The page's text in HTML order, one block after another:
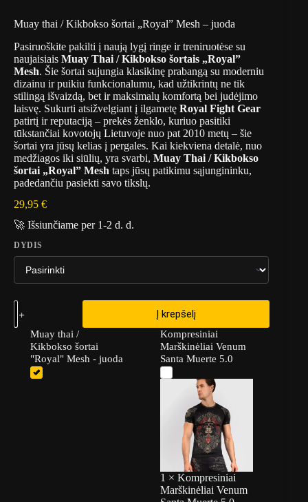
Muay thai / Kikbokso šortai „Royal” Mesh – juoda
Pasiruoškite pakilti į naują lygį ringe ir treniruotėse su
naujaisiais Muay Thai / Kikbokso šortais „Royal”
Mesh. Šie šortai sujungia klasikinę prabangą su moderniu
dizainu ir puikiu funkcionalumu, kad užtikrintų ne tik
stilingą išvaizdą, bet ir maksimalų komfortą bei judėjimo
laisvę. Sukurti atsižvelgiant į ilgametę Royal Fight Gear
patirtį ir reputaciją – prekės ženklo, kuriuo pasitiki
tūkstančiai kovotojų Lietuvoje nuo pat 2010 metų – šie
šortai yra jūsų kelias į pergales. Kai kiekviena detalė, nuo
medžiagos iki siūlių, yra svarbi, Muay Thai / Kikbokso
šortai „Royal” Mesh taps jūsų patikimu sąjungininku,
padedančiu pasiekti savo tikslų.
29,95 €
🚀 Išsiunčiame per 1-2 d. d.
DYDIS
Į krepšelį
Muay thai /
Kikbokso šortai
"Royal" Mesh - juoda
Kompresiniai
Marškinėliai Venum
Santa Muerte 5.0
1 × Kompresiniai
Marškinėliai Venum